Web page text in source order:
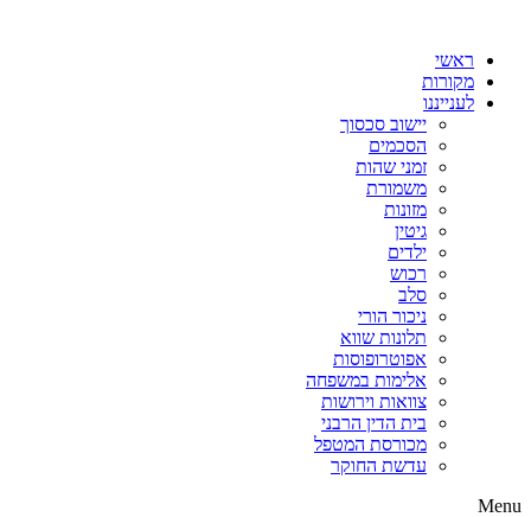
ראשי
מקורות
לענייננו
יישוב סכסוך
הסכמים
זמני שהות
משמורת
מזונות
גיטין
ילדים
רכוש
סלב
ניכור הורי
תלונות שווא
אפוטרופוסות
אלימות במשפחה
צוואות וירושות
בית הדין הרבני
מכורסת המטפל
עדשת החוקר
Menu